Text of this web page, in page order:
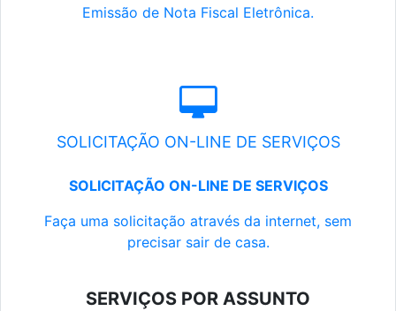
Emissão de Nota Fiscal Eletrônica.
SOLICITAÇÃO ON-LINE DE SERVIÇOS
SOLICITAÇÃO ON-LINE DE SERVIÇOS
Faça uma solicitação através da internet, sem
precisar sair de casa.
SERVIÇOS POR ASSUNTO